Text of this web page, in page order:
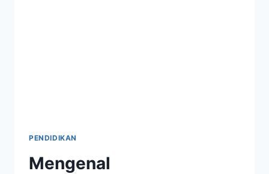
PENDIDIKAN
Mengenal